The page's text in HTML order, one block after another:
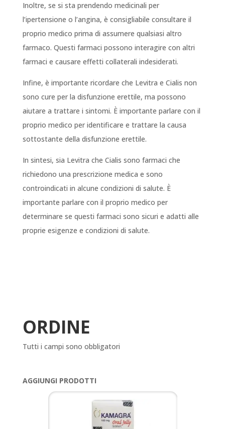
Inoltre, se si sta prendendo medicinali per
l’ipertensione o l’angina, è consigliabile consultare il
proprio medico prima di assumere qualsiasi altro
farmaco. Questi farmaci possono interagire con altri
farmaci e causare effetti collaterali indesiderati.
Infine, è importante ricordare che Levitra e Cialis non
sono cure per la disfunzione erettile, ma possono
aiutare a trattare i sintomi. È importante parlare con il
proprio medico per identificare e trattare la causa
sottostante della disfunzione erettile.
In sintesi, sia Levitra che Cialis sono farmaci che
richiedono una prescrizione medica e sono
controindicati in alcune condizioni di salute. È
importante parlare con il proprio medico per
determinare se questi farmaci sono sicuri e adatti alle
proprie esigenze e condizioni di salute.
ORDINE
Tutti i campi sono obbligatori
AGGIUNGI PRODOTTI